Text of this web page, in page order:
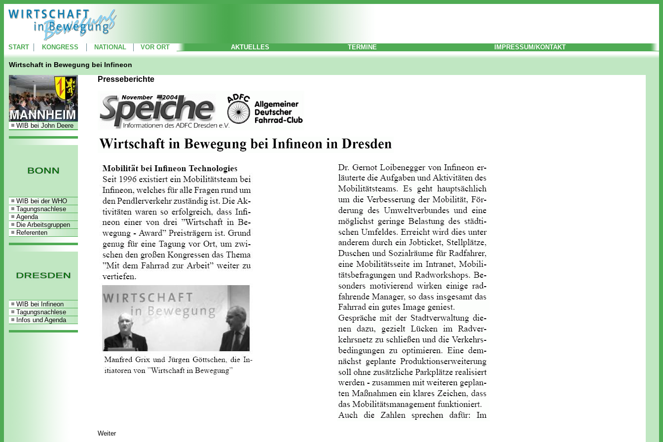
START KONGRESS NATIONAL VOR ORT AKTUELLES TERMINE IMPRESSUM/KONTAKT
Wirtschaft in Bewegung bei Infineon
WIB bei John Deere
WIB bei der WHO
Tagungsnachlese
Agenda
Die Arbeitsgruppen
Referenten
WIB bei Infineon
Tagungsnachlese
Infos und Agenda
Presseberichte
Weiter